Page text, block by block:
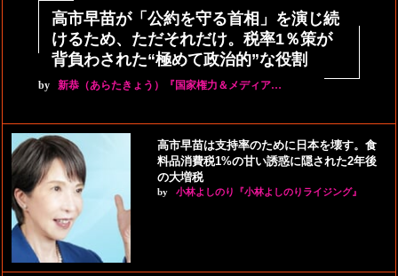
高市早苗が「公約を守る首相」を演じ続
けるため、ただそれだけ。税率1％策が
背負わされた“極めて政治的”な役割
by 新恭（あらたきょう）『国家権力＆メディア…
高市早苗は支持率のために日本を壊す。食
料品消費税1%の甘い誘惑に隠された2年後
の大増税
by 小林よしのり『小林よしのりライジング』